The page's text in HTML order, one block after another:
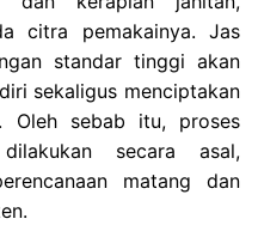
citra pemakainya. Jas
standar tinggi akan
sekaligus menciptakan
Oleh sebab itu, proses
secara asal,
matang dan